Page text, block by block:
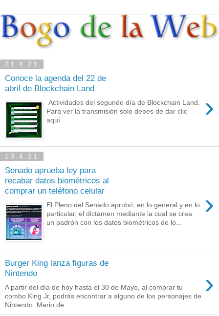
21.4.21
Conoce la agenda del 22 de
abril de Blockchain Land
›
Actividades del segundo día de Blockchain Land.
Para ver la transmisión solo debes de dar clic
aquí
13.4.21
Senado aprueba ley para
recabar datos biométricos al
comprar un teléfono celular
›
El Pleno del Senado aprobó, en lo general y en lo
particular, el dictamen mediante la cual se crea
un padrón con los datos biométricos de lo...
Burger King lanza figuras de
Nintendo
›
A partir del día de hoy hasta el 30 de Mayo, al comprar tu
combo King Jr, podrás encontrar a alguno de los personajes de
Nintendo. Mario de ...